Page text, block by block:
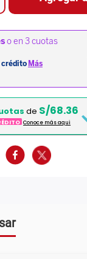
de S/68.36
Conoce más aqui